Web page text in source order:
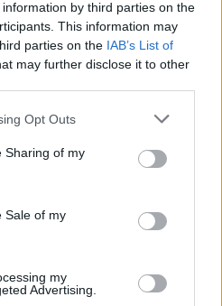
by third parties on the
This information may
parties on the IAB’s List of
may further disclose it to other
Opt Outs
Sharing of my
Sale of my
my
Advertising.
Αγιάσου
με
από